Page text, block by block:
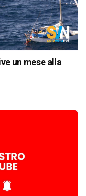
un mese alla